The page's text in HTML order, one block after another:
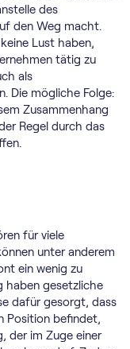
des
den Weg macht.
Lust haben,
tätig zu
als
Die mögliche Folge:
Zusammenhang
Regel durch das
für viele
unter anderem
ein wenig zu
haben gesetzliche
dafür gesorgt, dass
Position befindet,
der im Zuge einer